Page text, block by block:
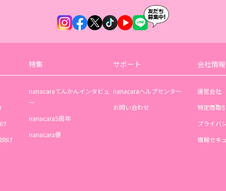
け
特集
nanacaraてんかんインタビュ
ー
nanacara5周年
nanacara便
サポート
nanacaraヘルプセンター
お問い合わせ
会社情
運営会社
特定商取
プライバ
情報セキ